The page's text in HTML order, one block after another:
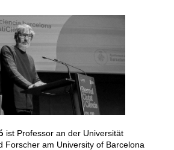
ist Professor an der Universität
Forscher am University of Barcelona